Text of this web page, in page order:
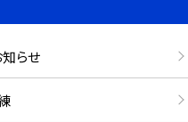
らせ